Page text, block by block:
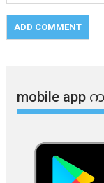
mobile app